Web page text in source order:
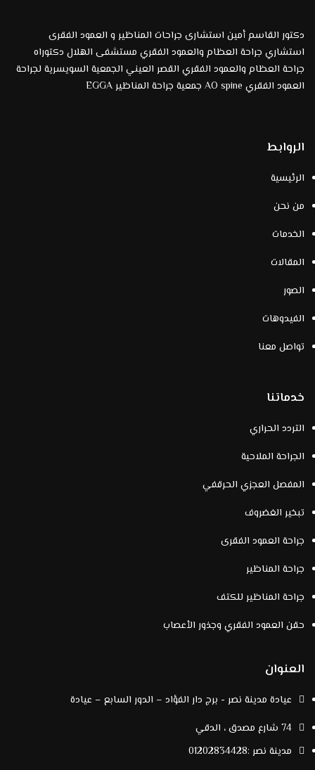
دكتور القاسم أمين استشارى جراحات المناظير و العمود الفقرى
استشاري جراحة العظام والعمود الفقري مستشفى الهلال دكتوراه
جراحة العظام والعمود الفقري القصر العيني الجمعية السويسرية لجراحة
العمود الفقري AO spine جمعية جراحة المناظير EGGA
الروابط
الرئيسية
من نحن
الخدمات
المقالات
الصور
الفيدوهات
تواصل معنا
خدماتنا
التردد الحراري
الجراحة الملاحية
المفصل العجزي الحرقفي
تبخير الغضروف
جراحة العمود الفقرى
جراحة المناظير
جراحة المناظير للكتف
حقن العمود الفقري وجذور الأعصاب
العنوان
عيادة مدينة نصر - برج دار الفؤاد – الدور السابع – عيادة
74 شارع مصدق ، الدقي
مدينة نصر :01202834428